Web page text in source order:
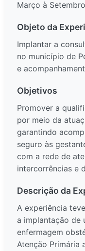
Março à
Objeto da
Implantar a
no município de
e
Objetivos
Promover a
por meio da
garantindo
seguro às
com a rede de
intercorrências e
Descrição da
A experiência
a implantação de
enfermagem
Atenção Primária